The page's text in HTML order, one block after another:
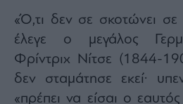
Terms
of
Service
apply.
«Ό,τι δεν σε σκοτώνει σε
έλεγε ο μεγάλος
Φρίντριχ Νίτσε (1844-
δεν σταμάτησε εκεί·
«πρέπει να είσαι ο